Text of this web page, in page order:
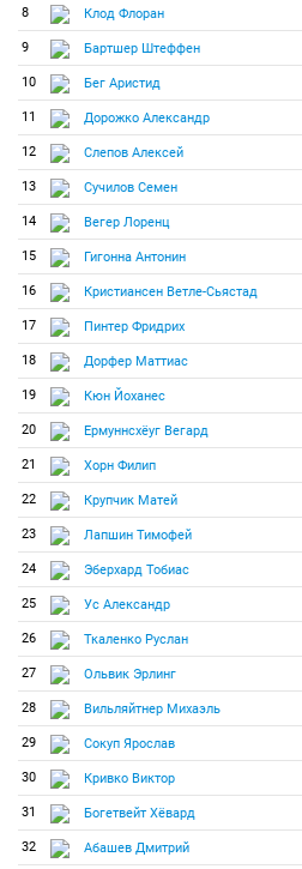
8 Клод Флоран
9 Бартшер Штеффен
10 Бег Аристид
11 Дорожко Александр
12 Слепов Алексей
13 Сучилов Семен
14 Вегер Лоренц
15 Гигонна Антонин
16 Кристиансен Ветле-Сьястад
17 Пинтер Фридрих
18 Дорфер Маттиас
19 Кюн Йоханес
20 Ермуннсхёуг Вегард
21 Хорн Филип
22 Крупчик Матей
23 Лапшин Тимофей
24 Эберхард Тобиас
25 Ус Александр
26 Ткаленко Руслан
27 Ольвик Эрлинг
28 Вильляйтнер Михаэль
29 Сокуп Ярослав
30 Кривко Виктор
31 Богетвейт Хёвард
32 Абашев Дмитрий